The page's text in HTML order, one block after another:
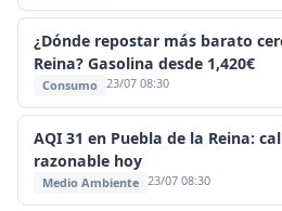
¿Dónde repostar más barato
Reina? Gasolina desde 1,420€
Consumo 23/07 08:30
AQI 31 en Puebla de la Reina:
razonable hoy
Medio Ambiente 23/07 08:30